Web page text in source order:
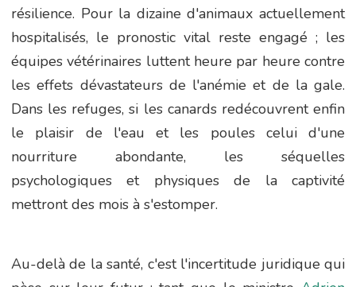
résilience. Pour la dizaine d'animaux actuellement
hospitalisés, le pronostic vital reste engagé ; les
équipes vétérinaires luttent heure par heure contre
les effets dévastateurs de l'anémie et de la gale.
Dans les refuges, si les canards redécouvrent enfin
le plaisir de l'eau et les poules celui d'une
nourriture abondante, les séquelles
psychologiques et physiques de la captivité
mettront des mois à s'estomper.
Au-delà de la santé, c'est l'incertitude juridique qui